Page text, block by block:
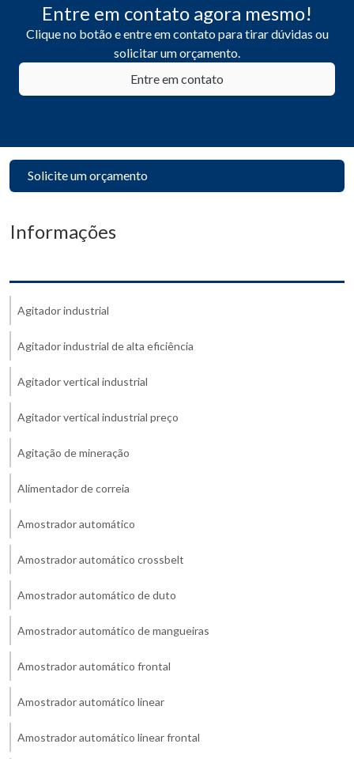
Entre em contato agora mesmo!
Clique no botão e entre em contato para tirar dúvidas ou
solicitar um orçamento.
Entre em contato
Solicite um orçamento
Informações
Agitador industrial
Agitador industrial de alta eficiência
Agitador vertical industrial
Agitador vertical industrial preço
Agitação de mineração
Alimentador de correia
Amostrador automático
Amostrador automático crossbelt
Amostrador automático de duto
Amostrador automático de mangueiras
Amostrador automático frontal
Amostrador automático linear
Amostrador automático linear frontal